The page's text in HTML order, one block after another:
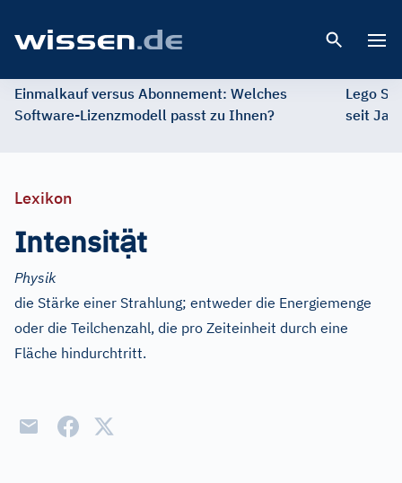
Einmalkauf versus Abonnement: Welches
Software-Lizenzmodell passt zu Ihnen?
Lego
seit
Lexikon
Intensitạ̈t
Physik
die Stärke einer Strahlung; entweder die Energiemenge
oder die Teilchenzahl, die pro Zeiteinheit durch eine
Fläche hindurchtritt.